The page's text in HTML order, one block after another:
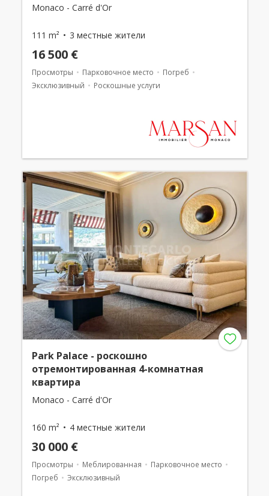
Monaco - Carré d'Or
111 m² 3 местные жители
16 500 €
Просмотры Парковочное место
Погреб
Эксклюзивный
Роскошные услуги
Park Palace - роскошно
отремонтированная 4-комнатная
квартира
Monaco - Carré d'Or
160 m² 4 местные жители
30 000 €
Просмотры Меблированная
Парковочное место
Погреб
Эксклюзивный